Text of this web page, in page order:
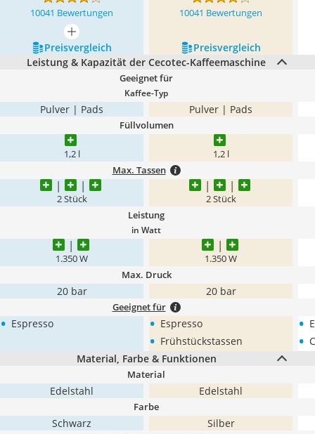
10041 Bewertungen 10041 Bewertungen
mehr anzeigen
Preis­vergleich
Preis­vergleich
Leistung & Kapazität der Cecotec-Kaffeemaschine
Geeignet für
Kaffee-Typ
Pulver | Pads Pulver | Pads
Füllvolumen
1,2 l 1,2 l
Max. Tassen
2 Stück 2 Stück
Leistung
in Watt
1.350 W 1.350 W
Max. Druck
20 bar 20 bar
Geeignet für
• Espresso • Espresso
• Frühstückstassen
•
•
Material, Farbe & Funktionen
Material
Edelstahl Edelstahl
Farbe
Schwarz Silber